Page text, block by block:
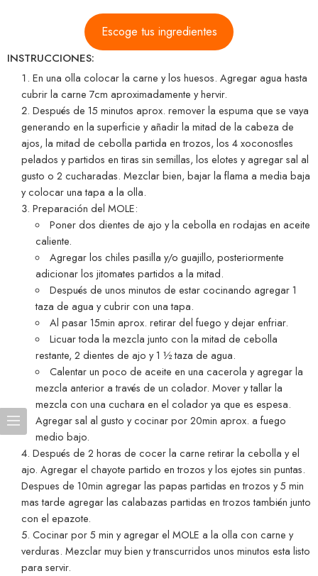
Escoge tus ingredientes
INSTRUCCIONES:
En una olla colocar la carne y los huesos. Agregar agua hasta
cubrir la carne 7cm aproximadamente y hervir.
Después de 15 minutos aprox. remover la espuma que se vaya
generando en la superficie y añadir la mitad de la cabeza de
ajos, la mitad de cebolla partida en trozos, los 4 xoconostles
pelados y partidos en tiras sin semillas, los elotes y agregar sal al
gusto o 2 cucharadas. Mezclar bien, bajar la flama a media baja
y colocar una tapa a la olla.
Preparación del MOLE:
Poner dos dientes de ajo y la cebolla en rodajas en aceite
caliente.
Agregar los chiles pasilla y/o guajillo, posteriormente
adicionar los jitomates partidos a la mitad.
Después de unos minutos de estar cocinando agregar 1
taza de agua y cubrir con una tapa.
Al pasar 15min aprox. retirar del fuego y dejar enfriar.
Licuar toda la mezcla junto con la mitad de cebolla
restante, 2 dientes de ajo y 1 ½taza de agua.
Calentar un poco de aceite en una cacerola y agregar la
mezcla anterior a través de un colador. Mover y tallar la
mezcla con una cuchara en el colador ya que es espesa.
Agregar sal al gusto y cocinar por 20min aprox. a fuego
medio bajo.
Después de 2 horas de cocer la carne retirar la cebolla y el
ajo. Agregar el chayote partido en trozos y los ejotes sin puntas.
Despues de 10min agregar las papas partidas en trozos y 5 min
mas tarde agregar las calabazas partidas en trozos también junto
con el epazote.
Cocinar por 5 min y agregar el MOLE a la olla con carne y
verduras. Mezclar muy bien y transcurridos unos minutos esta listo
para servir.